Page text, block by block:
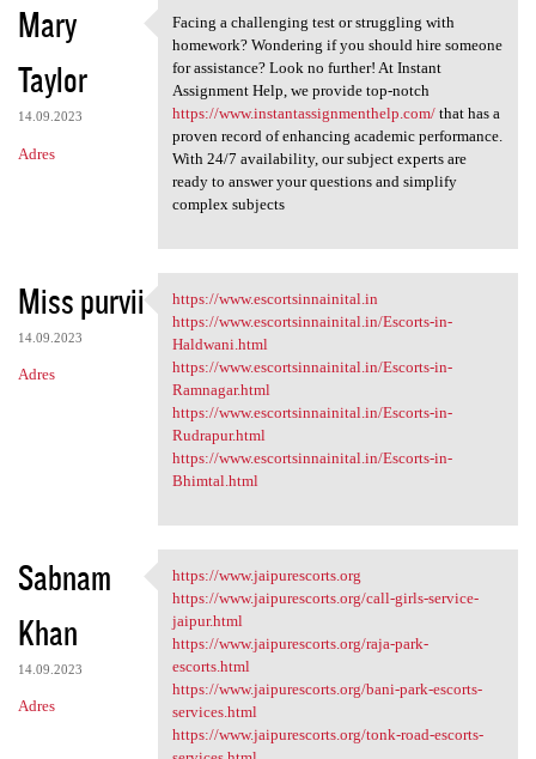
Mary
Taylor
14.09.2023
Adres
Facing a challenging test or
Facing a challenging test or struggling with
homework? Wondering if you should hire someone
for assistance? Look no further! At Instant
Assignment Help, we provide top-notch
https://www.instantassignmenthelp.com/that has a
proven record of enhancing academic performance.
With 24/7 availability, our subject experts are
ready to answer your questions and simplify
complex subjects
Miss purvii
14.09.2023
Adres
https://www.escortsinnainital
https://www.escortsinnainital.in
https://www.escortsinnainital.in/Escorts-in-
Haldwani.html
https://www.escortsinnainital.in/Escorts-in-
Ramnagar.html
https://www.escortsinnainital.in/Escorts-in-
Rudrapur.html
https://www.escortsinnainital.in/Escorts-in-
Bhimtal.html
Sabnam
Khan
14.09.2023
Adres
https://www.jaipurescorts.org
https://www.jaipurescorts.org
https://www.jaipurescorts.org/call-girls-service-
jaipur.html
https://www.jaipurescorts.org/raja-park-
escorts.html
https://www.jaipurescorts.org/bani-park-escorts-
services.html
https://www.jaipurescorts.org/tonk-road-escorts-